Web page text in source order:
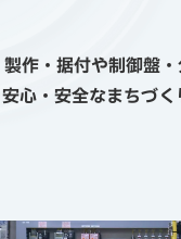
作・据付や制御盤
心・安全なまちづく